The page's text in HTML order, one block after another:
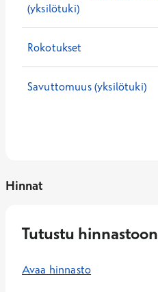
(yksilötuki)
Rokotukset
Savuttomuus (yksilötuki)
Hinnat
Tutustu hinnastoon
Avaa hinnasto